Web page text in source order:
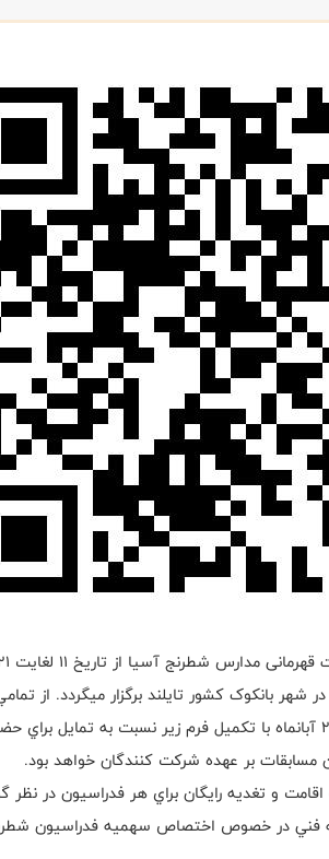
و ۱۷ سال دختر و پسر در شهر بانکوک کشور تایلند برگزار
كه حداكثر تا پايان وقت اداري روز سه شنبه ٢٢ آبانماه با تكميل فرم زير
مسابقات بر عهده شركت كنندگان خواهد بود.
و تغديه رايگان براي هر فدراسيون در
فني در خصوص اختصاص سهميه فدراسيون